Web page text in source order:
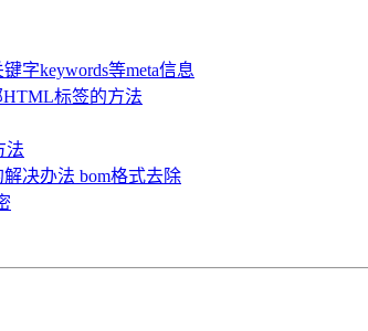
字keywords等meta信息
标签的方法
法
解决办法 bom格式去除